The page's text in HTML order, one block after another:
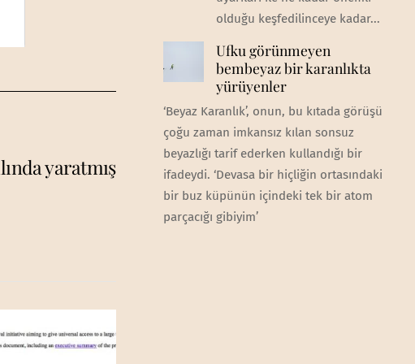
yaratmış
olduğu keşfedilinceye kadar...
Ufku görünmeyen
bembeyaz bir karanlıkta
yürüyenler
‘Beyaz Karanlık’, onun, bu kıtada görüşü
çoğu zaman imkansız kılan sonsuz
beyazlığı tarif ederken kullandığı bir
ifadeydi. ‘Devasa bir hiçliğin ortasındaki
bir buz küpünün içindeki tek bir atom
parçacığı gibiyim’